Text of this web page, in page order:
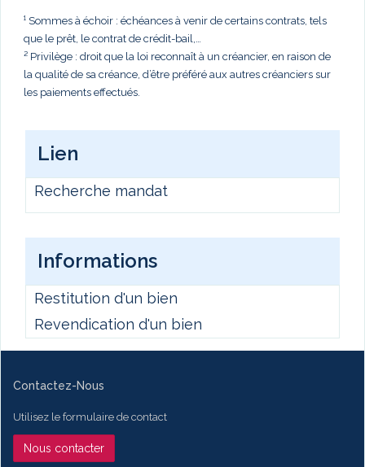
¹ Sommes à échoir : échéances à venir de certains contrats, tels
que le prêt, le contrat de crédit-bail,…
² Privilège : droit que la loi reconnaît à un créancier, en raison de
la qualité de sa créance, d’être préféré aux autres créanciers sur
les paiements effectués.
Lien
Recherche mandat
Informations
Restitution d'un bien
Revendication d'un bien
Contactez-Nous
Utilisez le formulaire de contact
Nous contacter